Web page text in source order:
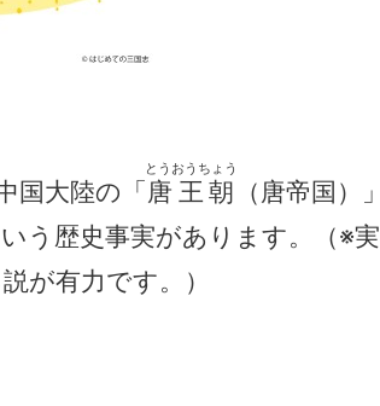
国大陸の「 唐王朝
とうおうちょう
（唐帝国）」
う歴史事実があります。（※実
が有力です。）